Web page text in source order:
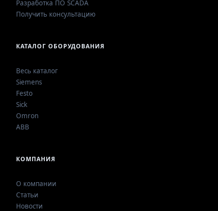
Разработка ПО SCADA
Получить консультацию
КАТАЛОГ ОБОРУДОВАНИЯ
Весь каталог
Siemens
Festo
Sick
Omron
ABB
КОМПАНИЯ
О компании
Статьи
Новости